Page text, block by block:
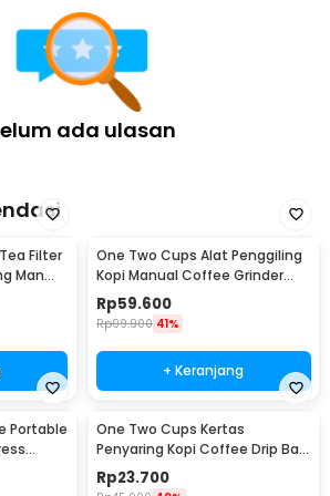
ada ulasan
Filter
Man
One Two Cups Alat Penggiling
Kopi Manual Coffee Grinder
Portable - WFCG9800
Rp59.600
Rp99.900 41%
+ Keranjang
Portable
One Two Cups Kertas
Penyaring Kopi Coffee Drip Bag
Paper Filter 50PCS - T111
Rp23.700